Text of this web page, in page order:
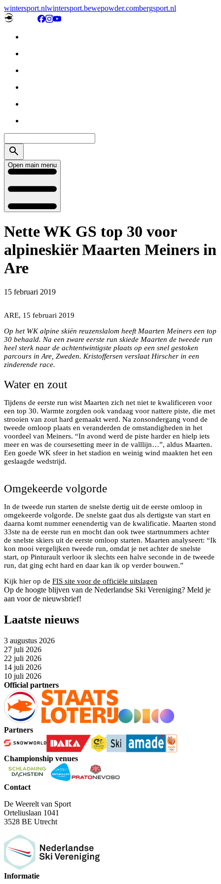
wintersport.nlwintersport.bewepowder.combergsport.nl
Open main menu
Nette WK GS top 30 voor
alpineskiër Maarten Meiners in
Are
15 februari 2019
ARE, 15 februari 2019
Op het WK alpine skiën reuzenslalom heeft Maarten Meiners een top
30 behaald. Na een zware eerste run skiede Maarten de tweede run
heel sterk naar de achtentwintigste plaats op een snel gestoken
parcours in Are, Zweden. Kristoffersen verslaat Hirscher in een
zinderende race.
Water en zout
Tijdens de eerste run wist Maarten zich net niet te kwalificeren voor
een top 30. Warmte zorgden ook vandaag voor nattere piste, die met
strooien van zout hard gemaakt werd. Na zonsondergang vond de
tweede omloop plaats en veranderden de omstandigheden in het
voordeel van Meiners. “In avond werd de piste harder en hielp iets
meer en was de coursesetting meer in de valllijn…”, aldus Maarten.
Een goede WK sfeer in het stadion en weinig wind maakten het een
geslaagde wedstrijd.
Kristoffersen verslaat Hirscher en Pinturault op de
Omgekeerde volgorde
In de tweede run starten de snelste dertig uit de eerste omloop in
omgekeerde volgorde. De snelste gaat dus als dertigste van start en
daarna komt nummer eenendertig van de kwalificatie. Maarten stond
33ste na de eerste run en mocht dan ook twee startnummers achter
de snelste skiers uit de eerste omloop starten. Maarten analyseert: “Ik
kon mooi vergelijken tweede run, omdat je net achter de snelste
start, op Pinturault verloor ik slechts een halve seconde in de tweede
run, dat ging echt hard en daar kan ik op verder bouwen.”
Kijk hier op de FIS site voor de officiële uitslagen
Op de hoogte blijven van de Nederlandse Ski Vereniging? Meld je
aan voor de nieuwsbrief!
Laatste nieuws
3 augustus 2026
27 juli 2026
22 juli 2026
14 juli 2026
10 juli 2026
Official partners
Partners
Championship venues
Contact
De Weerelt van Sport
Orteliuslaan 1041
3528 BE Utrecht
Informatie